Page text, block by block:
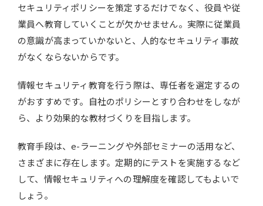
セキュリティポリシーを策定するだけでなく、役員や従
業員へ教育していくことが欠かせません。実際に従業員
の意識が高まっていかないと、人的なセキュリティ事故
がなくならないからです。
情報セキュリティ教育を行う際は、専任者を選定するの
がおすすめです。自社のポリシーとすり合わせをしなが
ら、より効果的な教材づくりを目指します。
教育手段は、e-ラーニングや外部セミナーの活用など、
さまざまに存在します。定期的にテストを実施するなど
して、情報セキュリティへの理解度を確認してもよいで
しょう。